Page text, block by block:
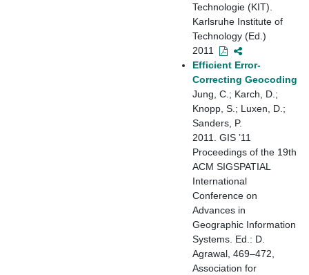
Technologie (KIT).
Karlsruhe Institute of
Technology (Ed.)
2011
Efficient Error-
Correcting Geocoding
Jung, C.; Karch, D.;
Knopp, S.; Luxen, D.;
Sanders, P.
2011. GIS ’11
Proceedings of the 19th
ACM SIGSPATIAL
International
Conference on
Advances in
Geographic Information
Systems. Ed.: D.
Agrawal, 469–472,
Association for